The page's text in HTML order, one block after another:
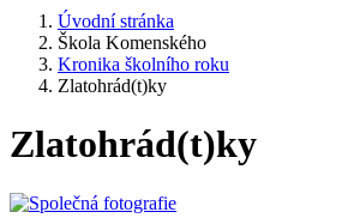
Úvodní stránka
Škola Komenského
Kronika školního roku
Zlatohrád(t)ky
Zlatohrád(t)ky